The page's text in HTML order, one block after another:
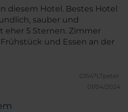
diesem Hotel. Bestes Hotel
sauber und
5 Sternen. Zimmer
und Essen an der
G1547LTpeter.
01/04/2024